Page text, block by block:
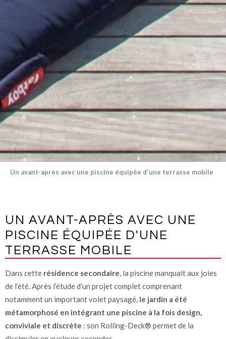
Un avant-après avec une piscine équipée d'une terrasse mobile
UN AVANT-APRÈS AVEC UNE
PISCINE ÉQUIPÉE D'UNE
TERRASSE MOBILE
Dans cette résidence secondaire, la piscine manquait aux joies
de l’été. Après l’étude d’un projet complet comprenant
notamment un important volet paysagé, le jardin a été
métamorphosé en intégrant une piscine à la fois design,
conviviale et discrète : son Rolling-Deck® permet de la